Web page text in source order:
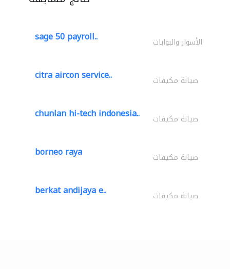
sage 50 payroll.. الأسوار والبوابات
citra aircon service.. صيانة مكيفات
chunlan hi-tech indonesia.. صيانة مكيفات
borneo raya صيانة مكيفات
berkat andijaya e.. صيانة مكيفات